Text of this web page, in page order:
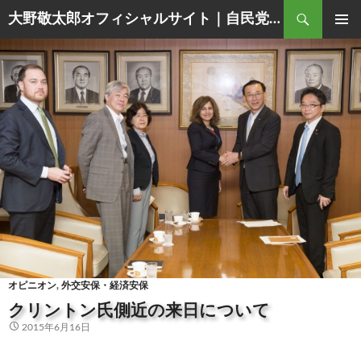
大野敬太郎オフィシャルサイト｜自民党香川３区衆議院議員
Search
MENU
TO
CONTENT
オピニオン, 外交安保・経済安保
クリントン氏側近の来日について
2015年6月16日